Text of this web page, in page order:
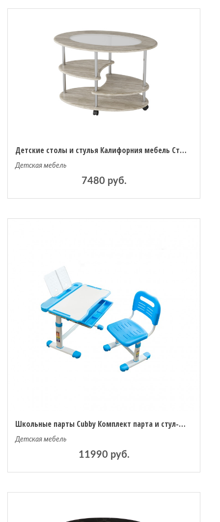
Детские столы и стулья Калифорния мебель Стол журнальный Эллипс со стеклом
Детская мебель
7480 руб.
Школьные парты Cubby Комплект парта и стул-трансформеры Vanda
Детская мебель
11990 руб.